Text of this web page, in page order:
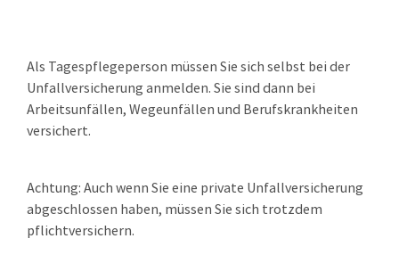
Als Tagespflegeperson müssen Sie sich selbst bei der
Unfallversicherung anmelden. Sie sind dann bei
Arbeitsunfällen, Wegeunfällen und Berufskrankheiten
versichert.
Achtung: Auch wenn Sie eine private Unfallversicherung
abgeschlossen haben, müssen Sie sich trotzdem
pflichtversichern.